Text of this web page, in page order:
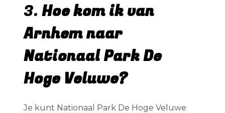
3. Hoe kom ik van
Arnhem naar
Nationaal Park De
Hoge Veluwe?
Je kunt Nationaal Park De Hoge Veluwe